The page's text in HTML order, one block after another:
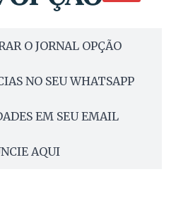
O JORNAL OPÇÃO
NO SEU WHATSAPP
EM SEU EMAIL
AQUI